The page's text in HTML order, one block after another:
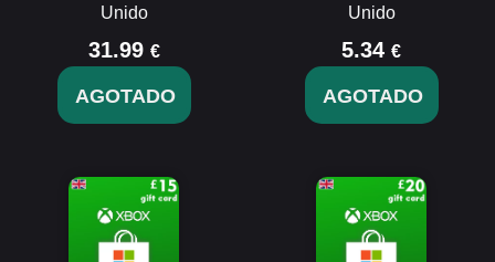
Unido
31.99 €
AGOTADO
Unido
5.34 €
AGOTADO